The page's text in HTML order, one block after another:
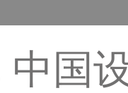
中国